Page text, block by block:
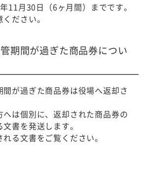
11月30日（6ヶ月間）までです。
ださい。
期間が過ぎた商品券につい
が過ぎた商品券は役場へ返却さ
は個別に、返却された商品券の
書を発送します。
る文書をご覧ください。